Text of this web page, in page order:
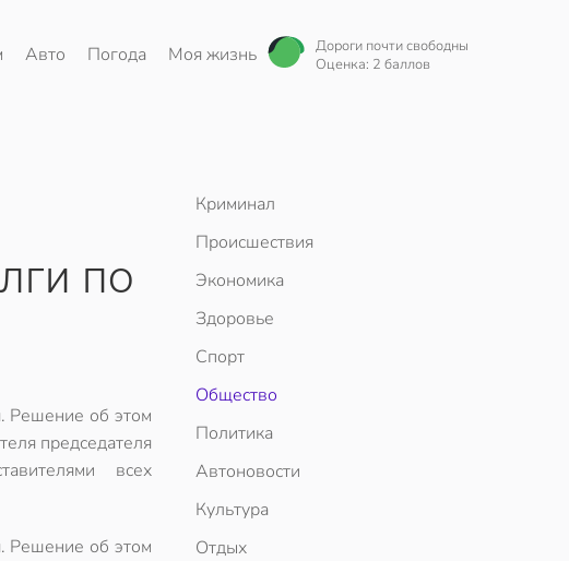
Авто Погода Моя жизнь
Дороги почти свободны
Оценка: 2 баллов
по
Решение об этом
председателя
всех
Решение об этом
Криминал
Происшествия
Экономика
Здоровье
Спорт
Общество
Политика
Автоновости
Культура
Отдых